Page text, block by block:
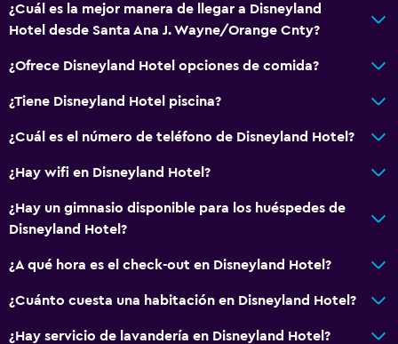
Aire acondicionado
Actividades
Tienda de regalos
Senderismo
Estacionamiento y transporte
Estacionamiento
Estacionamiento en la calle
¿Cuál es la mejor manera de llegar a Disneyland
Hotel desde Santa Ana J. Wayne/Orange Cnty?
¿Ofrece Disneyland Hotel opciones de comida?
¿Tiene Disneyland Hotel piscina?
¿Cuál es el número de teléfono de Disneyland Hotel?
¿Hay wifi en Disneyland Hotel?
¿Hay un gimnasio disponible para los huéspedes de
Disneyland Hotel?
¿A qué hora es el check-out en Disneyland Hotel?
¿Cuánto cuesta una habitación en Disneyland Hotel?
¿Hay servicio de lavandería en Disneyland Hotel?